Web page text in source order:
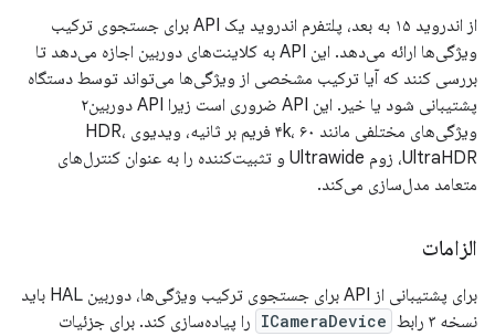
از اندروید ۱۵ به بعد، پلتفرم اندروید یک API برای جستجوی ترکیب
ویژگی‌ها ارائه می‌دهد. این API به کلاینت‌های دوربین اجازه می‌دهد تا
بررسی کنند که آیا ترکیب مشخصی از ویژگی‌ها می‌تواند توسط دستگاه
پشتیبانی شود یا خیر. این API ضروری است زیرا API دوربین۲
ویژگی‌های مختلفی مانند ۴k، ۶۰ فریم بر ثانیه، ویدیوی HDR،
UltraHDR، زوم Ultrawide و تثبیت‌کننده را به عنوان کنترل‌های
متعامد مدل‌سازی می‌کند.
الزامات
برای پشتیبانی از API برای جستجوی ترکیب ویژگی‌ها، دوربین HAL باید
نسخه ۳ رابط
ICameraDevice را پیاده‌سازی کند. برای جزئیات